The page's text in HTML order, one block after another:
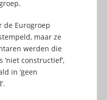
de Eurogroep
maar ze
werden die
constructief’,
in ‘geen